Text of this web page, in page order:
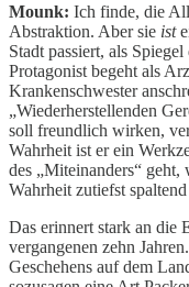
Mounk: Ich finde, die
Abstraktion. Aber sie ist
Stadt passiert, als
Protagonist begeht als
Krankenschwester
„Wiederherstellenden
soll freundlich wirken,
Wahrheit ist er ein
des „Miteinanders“
Wahrheit zutiefst
Das erinnert stark an die
vergangenen zehn
Geschehens auf dem